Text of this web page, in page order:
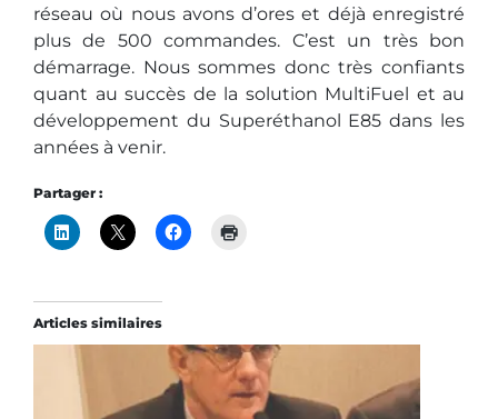
réseau où nous avons d’ores et déjà enregistré
plus de 500 commandes. C’est un très bon
démarrage. Nous sommes donc très confiants
quant au succès de la solution MultiFuel et au
développement du Superéthanol E85 dans les
années à venir.
Partager :
Articles similaires